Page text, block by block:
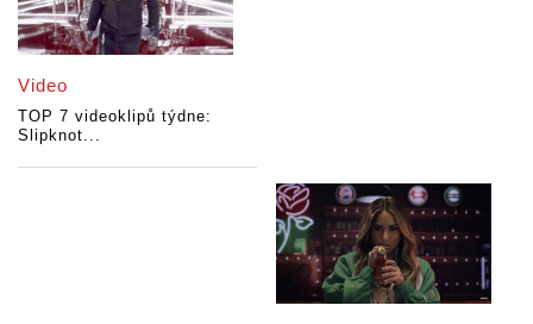
Video
TOP 7 videoklipů týdne:
Slipknot...